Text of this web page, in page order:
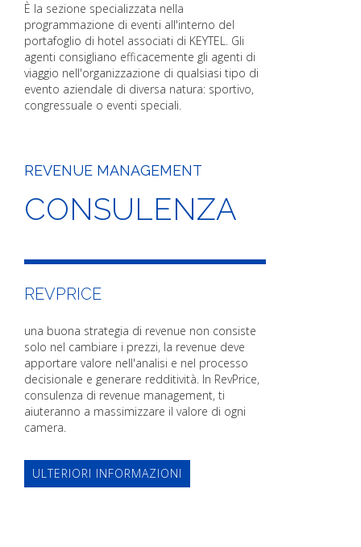
È la sezione specializzata nella
programmazione di eventi all'interno del
portafoglio di hotel associati di KEYTEL. Gli
agenti consigliano efficacemente gli agenti di
viaggio nell'organizzazione di qualsiasi tipo di
evento aziendale di diversa natura: sportivo,
congressuale o eventi speciali.
REVENUE MANAGEMENT
CONSULENZA
REVPRICE
una buona strategia di revenue non consiste
solo nel cambiare i prezzi, la revenue deve
apportare valore nell'analisi e nel processo
decisionale e generare redditività. In RevPrice,
consulenza di revenue management, ti
aiuteranno a massimizzare il valore di ogni
camera.
ULTERIORI INFORMAZIONI